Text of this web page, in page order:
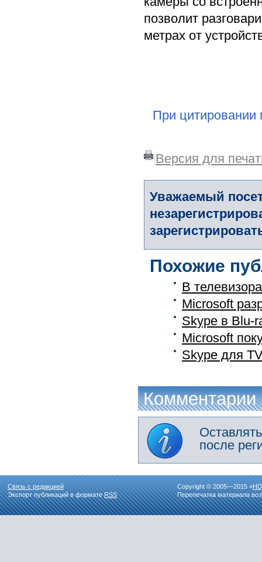
позволит
метрах от
При цитировании
Версия для
Уважаемый
Похожие
В
Microsoft
Skype в Blu-
Microsoft
Skype для
Комментарии
после
Связь с редакцией
Экспорт публикаций в форматеRSS
Copyright © 2005—2015 «
Перепечатка материала